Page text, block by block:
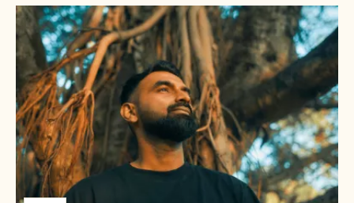
BORN
ORIGINAL
VINESH
JOHNY
(INDIA)